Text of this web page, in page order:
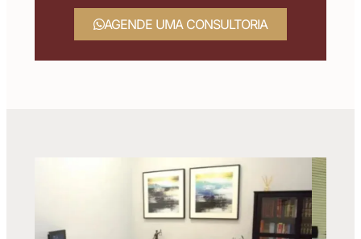
AGENDE UMA CONSULTORIA